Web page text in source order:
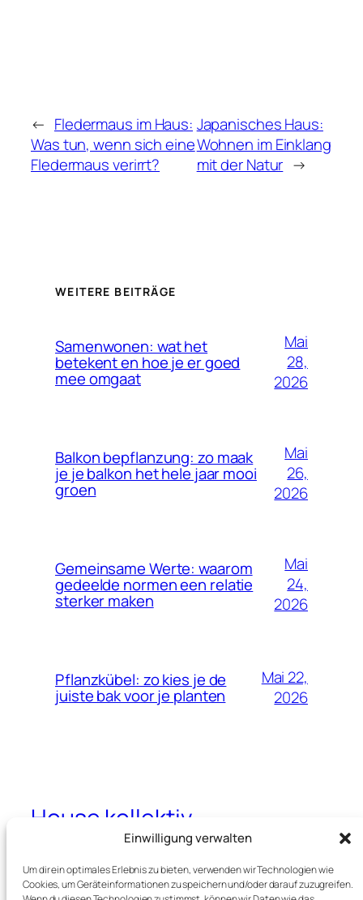
Einwilligung verwalten
Um dir ein optimales Erlebnis zu bieten, verwenden wir Technologien wie
Cookies, um Geräteinformationen zu speichern und/oder darauf zuzugreifen.
← Fledermaus im Haus:
Was tun, wenn sich eine
Fledermaus verirrt?
Japanisches Haus:
Wohnen im Einklang
mit der Natur →
WEITERE BEITRÄGE
Samenwonen: wat het
betekent en hoe je er goed
mee omgaat
Mai
28,
2026
Balkon bepflanzung: zo maak
je je balkon het hele jaar mooi
groen
Mai
26,
2026
Gemeinsame Werte: waarom
gedeelde normen een relatie
sterker maken
Mai
24,
2026
Pflanzkübel: zo kies je de
juiste bak voor je planten
Mai 22,
2026
House kollektiv